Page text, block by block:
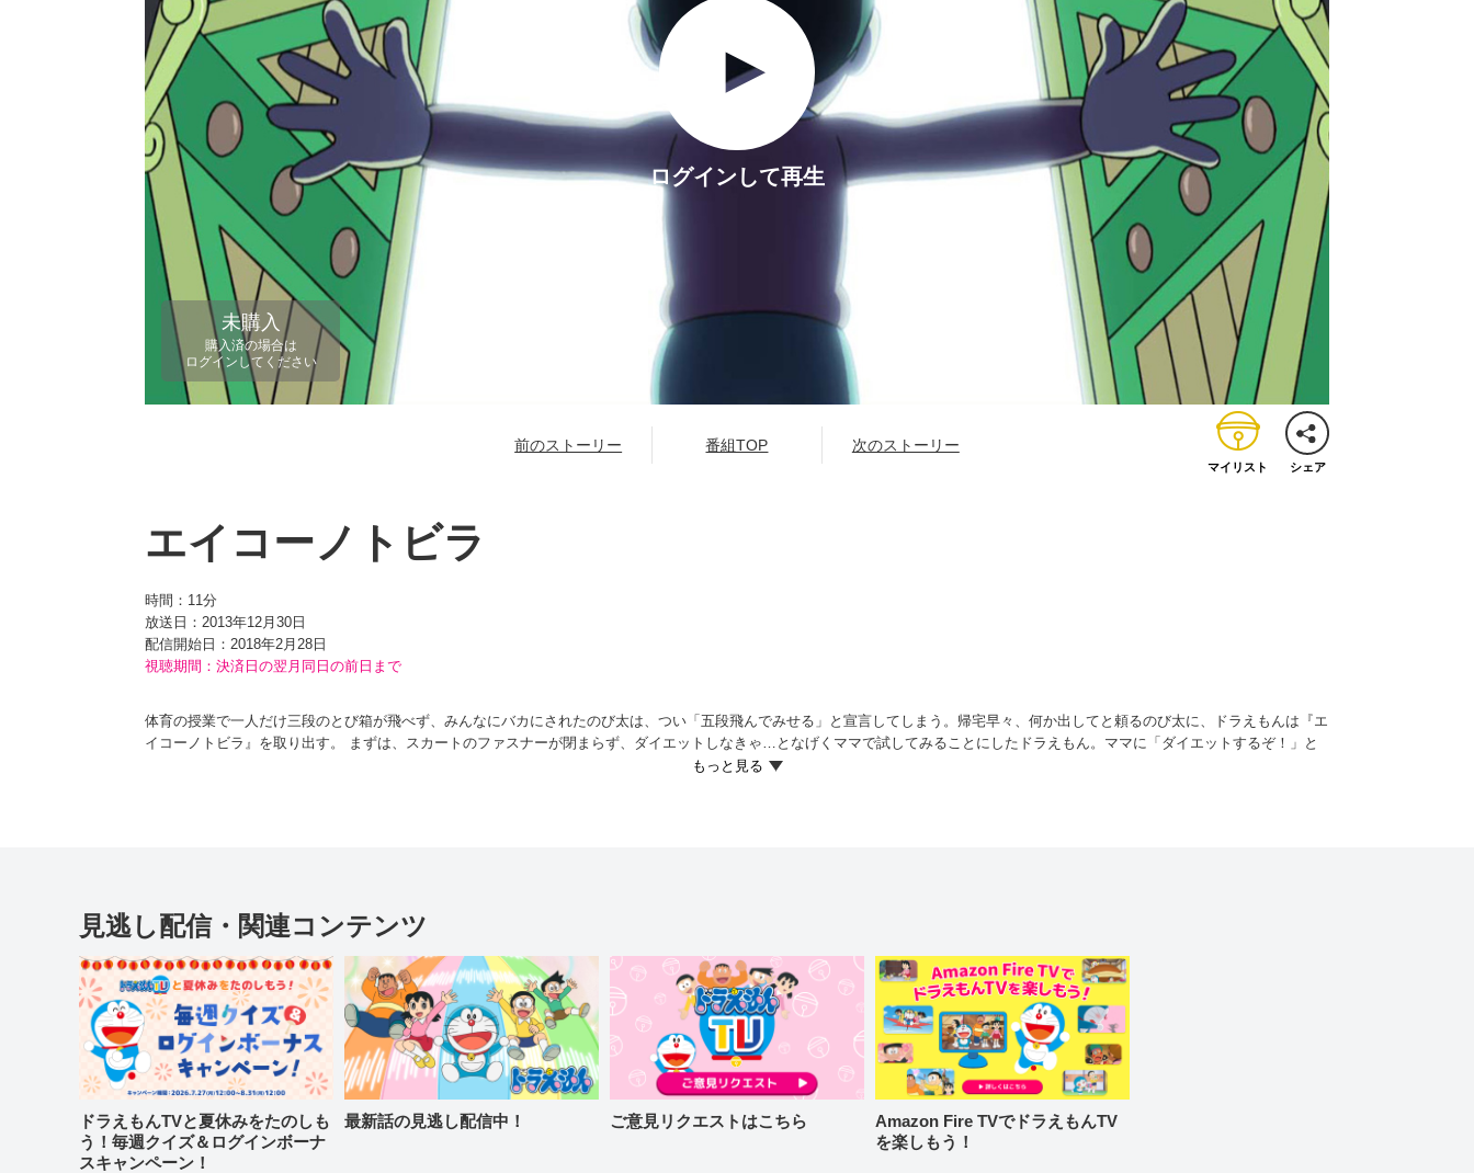
未購入
購入済の場合は
ログインしてください
ログインして再生
前のストーリー 番組TOP 次のストーリー
マイリスト シェア
エイコーノトビラ
時間： 11分
放送日：2013年12月30日
配信開始日： 2018年2月28日
視聴期間：決済日の翌月同日の前日まで
体育の授業で一人だけ三段のとび箱が飛べず、みんなにバカにされたのび太は、つい「五段飛んでみせる」と宣言してしまう。帰宅早々、何か出してと頼るのび太に、ドラえもんは『エ
イコーノトビラ』を取り出す。 まずは、スカートのファスナーが閉まらず、ダイエットしなきゃ…となげくママで試してみることにしたドラえもん。ママに「ダイエットするぞ！」と
宣言してからエイコーノトビラを開け、中に入ってもらったところ、少し経ってからスリムになったママが出てきたからビックリ！ それを見たのび太は、大よろこびで「とび箱5段飛べ
見逃し配信・関連コンテンツ
ドラえもんTVと夏休みをたのしも
う！毎週クイズ＆ログインボーナ
スキャンペーン！
最新話の見逃し配信中！ ご意見リクエストはこちら
Amazon Fire TVでドラえもんTV
を楽しもう！